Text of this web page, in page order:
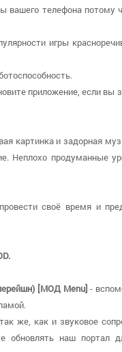
телефона потому
игры
приложение, если вы
картинка и задорная
Неплохо продуманные
своё время и
[МОД Menu] -
же, как и звуковое
наш портал